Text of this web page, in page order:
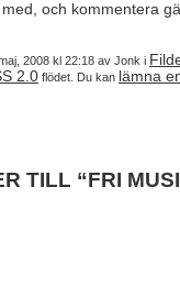
och kommentera
2008 kl 22:18 av Jonk i
2.0 flödet. Du kan lämna
TILL “FRI